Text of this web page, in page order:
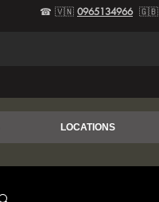
☎ 🇻🇳 0965134966🇬🇧
LOCATIONS